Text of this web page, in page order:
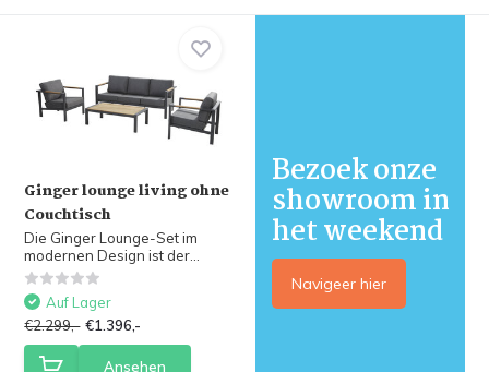
Ginger lounge living ohne
Couchtisch
Die Ginger Lounge-Set im
modernen Design ist der...
Auf Lager
€2.299,- €1.396,-
Ansehen
Bezoek onze
showroom in
het weekend
Navigeer hier